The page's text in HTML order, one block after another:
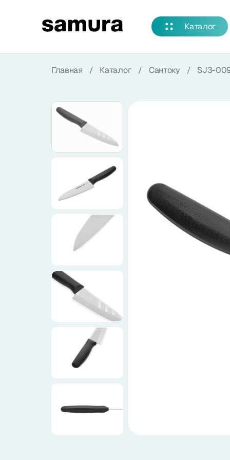
Каталог
Смотреть весь каталог
Новинки NEW
Распродажа
Коллекции
Ножи по видам
Наборы
Популярные подборки
Аксессуары
Спецпредложения и уценка
Главная / Каталог / Сантоку / SJ3-